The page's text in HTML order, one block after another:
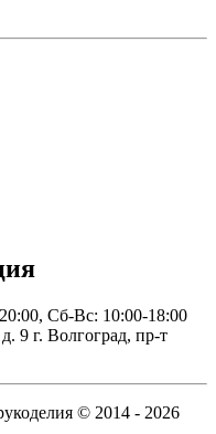
Сб-Вс: 10:00-18:00
9 г. Волгоград, пр-т
© 2014 - 2026